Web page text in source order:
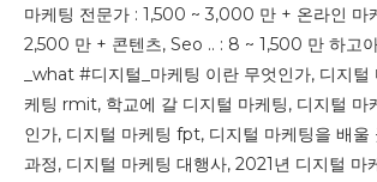
마케팅 전문가 : 1,500 ~ 3,000 만 + 온라인 마
2,500 만 + 콘텐츠, Seo .. : 8 ~ 1,500 만 하고
_what #디지털_마케팅 이란 무엇인가, 디지털
케팅 rmit, 학교에 갈 디지털 마케팅, 디지털 마
인가, 디지털 마케팅 fpt, ​​디지털 마케팅을 배울
과정, 디지털 마케팅 대행사, 2021년 디지털 마